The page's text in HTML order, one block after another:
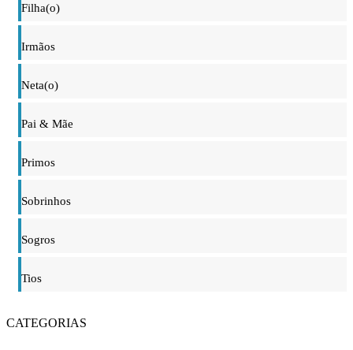
Filha(o)
Irmãos
Neta(o)
Pai & Mãe
Primos
Sobrinhos
Sogros
Tios
CATEGORIAS